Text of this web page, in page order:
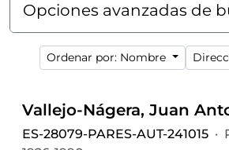
Opciones avanzadas de
Ordenar por: Nombre
ES-28079-PARES-AUT-241015 ·